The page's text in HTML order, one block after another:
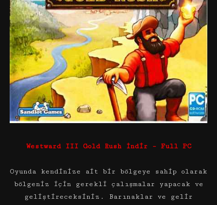
Westward III Gold Rush İndir – Full PC
Oyunda kendinize ait bir bölgeye sahip olarak
bölgeniz için gerekli çalışmalar yapacak ve
geliştireceksiniz. Barınaklar ve gelir